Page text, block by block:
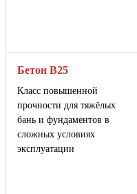
Бетон B25
Класс повышенной
прочности для тяжёлых
бань и фундаментов в
сложных условиях
эксплуатации